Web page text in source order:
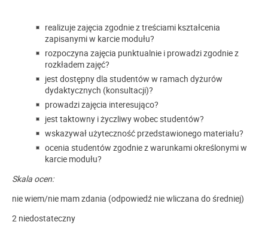
realizuje zajęcia zgodnie z treściami kształcenia
zapisanymi w karcie modułu?
rozpoczyna zajęcia punktualnie i prowadzi zgodnie z
rozkładem zajęć?
jest dostępny dla studentów w ramach dyżurów
dydaktycznych (konsultacji)?
prowadzi zajęcia interesująco?
jest taktowny i życzliwy wobec studentów?
wskazywał użyteczność przedstawionego materiału?
ocenia studentów zgodnie z warunkami określonymi w
karcie modułu?
Skala ocen:
nie wiem/nie mam zdania (odpowiedź nie wliczana do średniej)
2 niedostateczny